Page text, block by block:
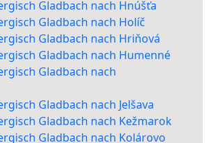
Gladbach nach Hnúšťa
Gladbach nach Holíč
Gladbach nach Hriňová
Gladbach nach Humenné
Gladbach nach
Gladbach nach Jelšava
Gladbach nach Kežmarok
Gladbach nach Kolárovo